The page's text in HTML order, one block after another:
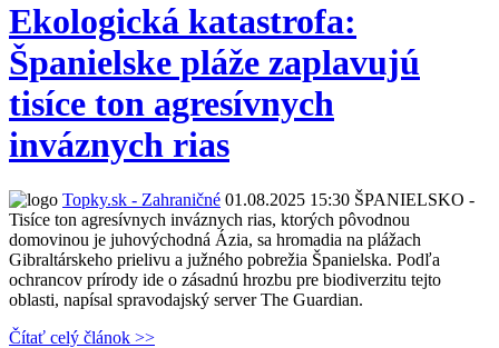
Ekologická katastrofa:
Španielske pláže zaplavujú
tisíce ton agresívnych
inváznych rias
Topky.sk - Zahraničné 01.08.2025 15:30 ŠPANIELSKO -
Tisíce ton agresívnych inváznych rias, ktorých pôvodnou
domovinou je juhovýchodná Ázia, sa hromadia na plážach
Gibraltárskeho prielivu a južného pobrežia Španielska. Podľa
ochrancov prírody ide o zásadnú hrozbu pre biodiverzitu tejto
oblasti, napísal spravodajský server The Guardian.
Čítať celý článok >>